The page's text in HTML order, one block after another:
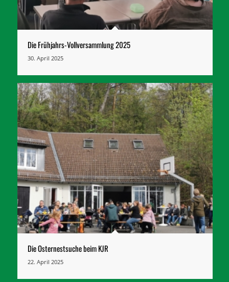
Die Frühjahrs-Vollversammlung 2025
30. April 2025
Die Osternestsuche beim KJR
22. April 2025